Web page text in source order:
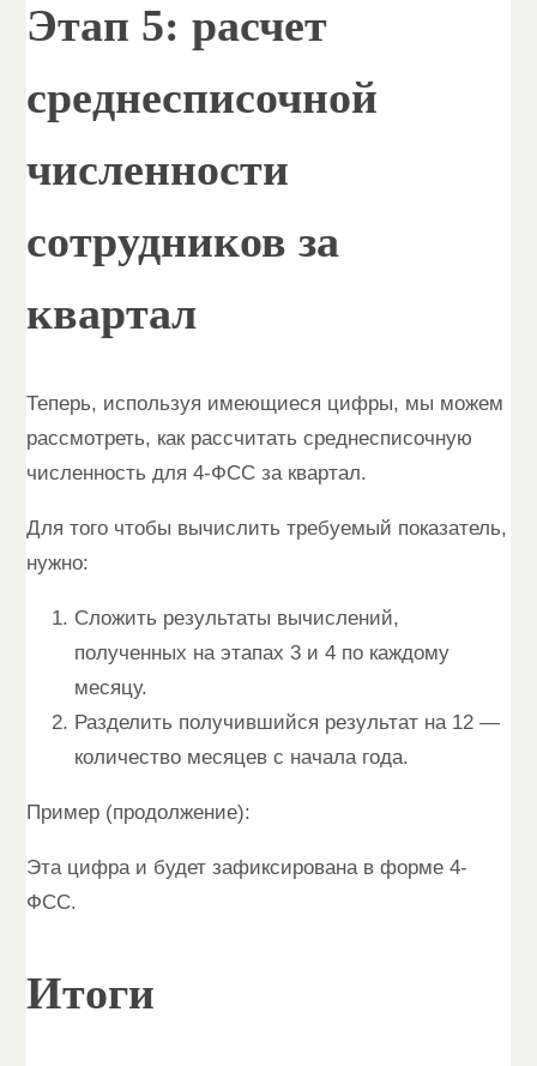
Этап 5: расчет
среднесписочной
численности
сотрудников за
квартал
Теперь, используя имеющиеся цифры, мы можем
рассмотреть, как рассчитать среднесписочную
численность для 4-ФСС за квартал.
Для того чтобы вычислить требуемый показатель,
нужно:
Сложить результаты вычислений,
полученных на этапах 3 и 4 по каждому
месяцу.
Разделить получившийся результат на 12 —
количество месяцев с начала года.
Пример (продолжение):
Эта цифра и будет зафиксирована в форме 4-
ФСС.
Итоги